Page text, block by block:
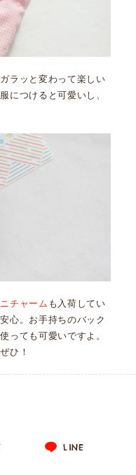
ラッと変わって楽しい
につけると可愛いし、
チャーム も入荷してい
心。お手持ちのバック
っても可愛いですよ。
ひ！
LINE